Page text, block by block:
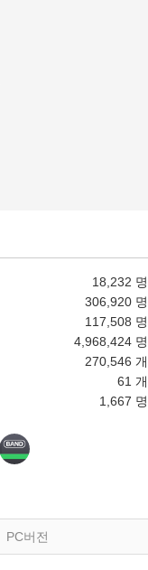
18,232 명
306,920 명
117,508 명
4,968,424 명
270,546 개
61 개
1,667 명
PC버전